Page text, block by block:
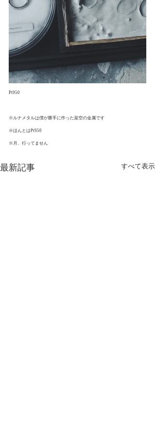
Pt950
※ルナメタルは僕が勝手に作った架空の金属です
※ほんとはPt950
※月、行ってません
最新記事 すべて表示